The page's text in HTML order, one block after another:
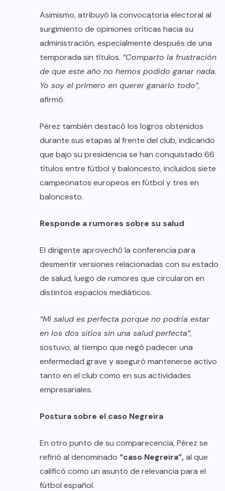
Asimismo, atribuyó la convocatoria electoral al
surgimiento de opiniones críticas hacia su
administración, especialmente después de una
temporada sin títulos. “Comparto la frustración
de que este año no hemos podido ganar nada.
Yo soy el primero en querer ganarlo todo”,
afirmó.
Pérez también destacó los logros obtenidos
durante sus etapas al frente del club, indicando
que bajo su presidencia se han conquistado 66
títulos entre fútbol y baloncesto, incluidos siete
campeonatos europeos en fútbol y tres en
baloncesto.
Responde a rumores sobre su salud
El dirigente aprovechó la conferencia para
desmentir versiones relacionadas con su estado
de salud, luego de rumores que circularon en
distintos espacios mediáticos.
“Mi salud es perfecta porque no podría estar
en los dos sitios sin una salud perfecta”,
sostuvo, al tiempo que negó padecer una
enfermedad grave y aseguró mantenerse activo
tanto en el club como en sus actividades
empresariales.
Postura sobre el caso Negreira
En otro punto de su comparecencia, Pérez se
refirió al denominado “caso Negreira”,al que
calificó como un asunto de relevancia para el
fútbol español.